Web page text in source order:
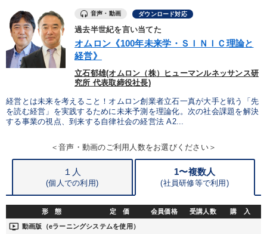
音声・動画 ダウンロード対応
過去半世紀を言い当てた
オムロン《100年未来学・ＳＩＮＩＣ理論と
経営》
立石郁雄(オムロン（株）ヒューマンルネッサンス研
究所 代表取締役社長)
経営とは未来を考えること！オムロン創業者立石一真が大手と戦う「先
を読む経営」を実践するために未来予測を理論化。次の社会課題を解決
する事業の視点、到来する自律社会の経営法 A2...
＜音声・動画のご利用人数をお選びください＞
１人
(個人での利用)
1〜複数人
(社員研修等で利用)
形 態 定 価 会員価格 受講人数 購 入
ondemand_video 動画版（eラーニングシステムを使用）